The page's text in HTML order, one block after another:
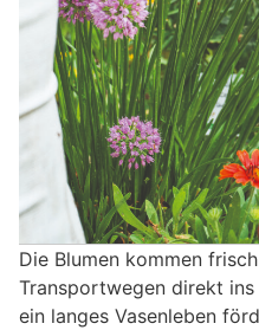
Die Blumen kommen
Transportwegen direkt
ein langes Vasenleben